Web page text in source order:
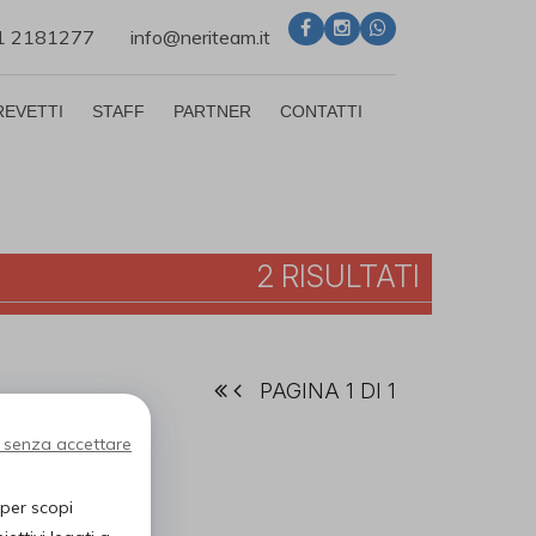
2181277 info@neriteam.it
STAFF PARTNER CONTATTI
2 RISULTATI
PAGINA 1 DI 1
accettare
scopi